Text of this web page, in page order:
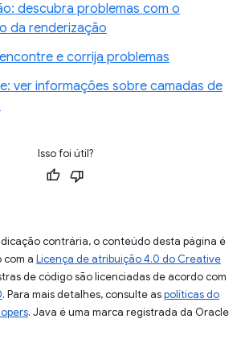
descubra problemas com o
da renderização
e corrija problemas
ver informações sobre camadas de
Isso foi útil?
contrária, o conteúdo desta página é
com a Licença de atribuição 4.0 do Creative
de código são licenciadas de acordo com
. Para mais detalhes, consulte aspolíticas do
. Java é uma marca registrada da Oracle